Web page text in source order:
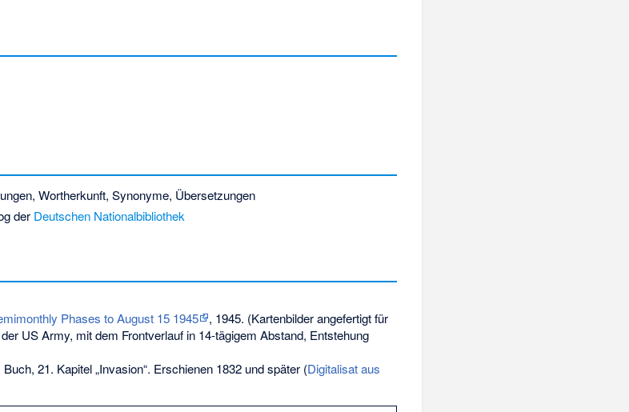
Wortherkunft, Synonyme, Übersetzungen
der Deutschen Nationalbibliothek
Phases to August 15 1945
, 1945. (Kartenbilder angefertigt für
US Army, mit dem Frontverlauf in 14-tägigem Abstand, Entstehung
Buch, 21. Kapitel „Invasion“. Erschienen 1832 und später (Digitalisat aus